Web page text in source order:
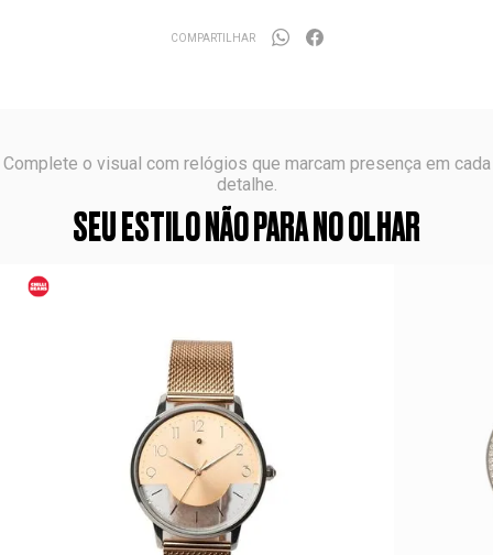
COMPARTILHAR
Complete o visual com relógios que marcam presença em cada
detalhe.
SEU ESTILO NÃO PARA NO OLHAR